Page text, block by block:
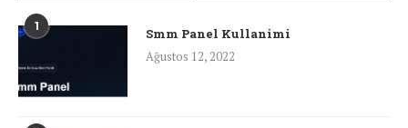
1
Smm Panel Kullanimi
Ağustos 12, 2022